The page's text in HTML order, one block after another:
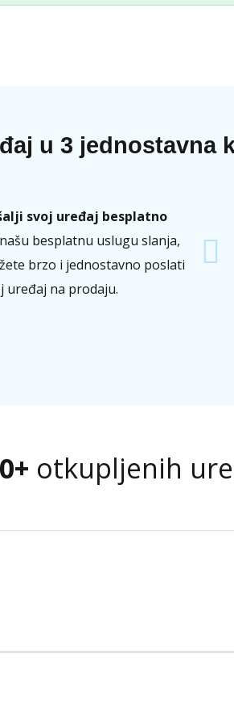
u 3 jednostavna
svoj uređaj besplatno
besplatnu uslugu slanja,
brzo i jednostavno poslati
uređaj na prodaju.
otkupljenih